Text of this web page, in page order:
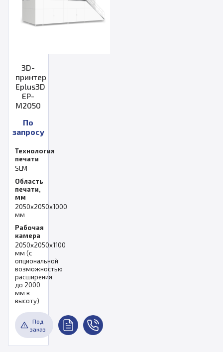
3D-
принтер
Eplus3D
EP-
M2050
По
запросу
Технология
печати
SLM
Область
печати,
мм
2050x2050x1000
мм
Рабочая
камера
2050x2050x1100
мм (с
опциональной
возможностью
расширения
до 2000
мм в
высоту)
Под
заказ